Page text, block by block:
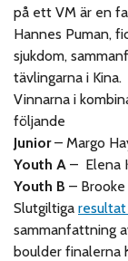
på ett VM är en
Hannes Puman,
sjukdom,
tävlingarna i Kina.
Vinnarna i
följande
Junior– Margo
Youth A– Elena
Youth B –
Slutgiltigaresultat
sammanfattning
boulder finalerna